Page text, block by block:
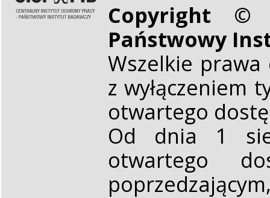
Copyright ©
Państwowy
Wszelkie
z wyłączeniem
otwartego
Od dnia 1
otwartego